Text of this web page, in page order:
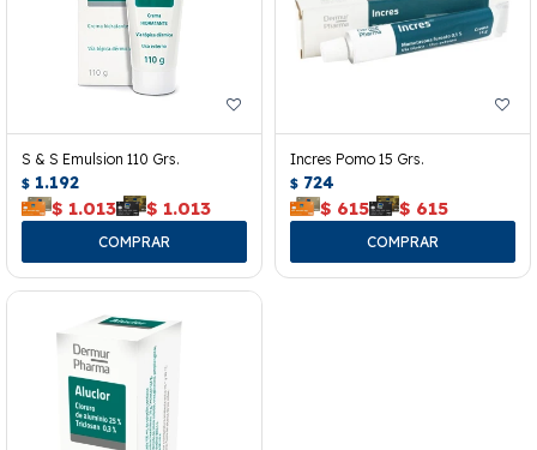
S & S Emulsion 110 Grs.
$ 1.192
$ 1.013 $ 1.013
Incres Pomo 15 Grs.
$ 724
$ 615 $ 615